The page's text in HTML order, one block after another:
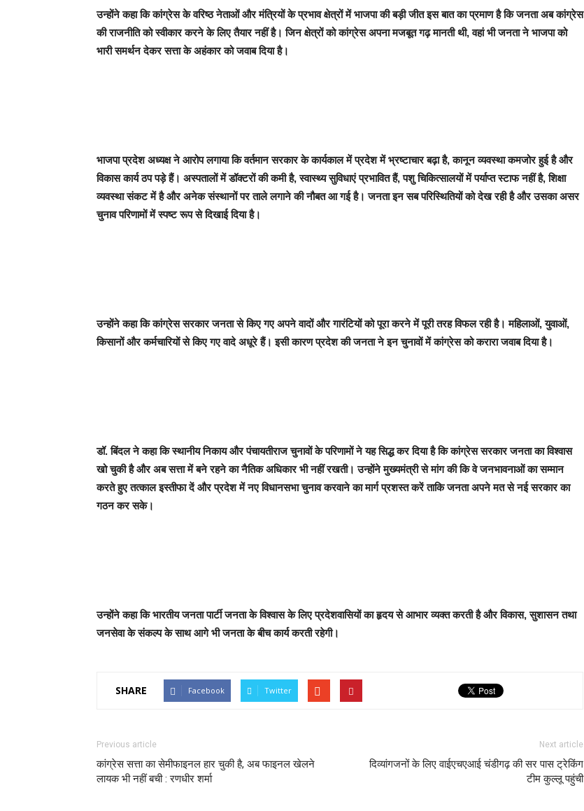
उन्होंने कहा कि कांग्रेस के वरिष्ठ नेताओं और मंत्रियों के प्रभाव क्षेत्रों में भाजपा की बड़ी जीत इस बात का प्रमाण है कि जनता अब कांग्रेस
की राजनीति को स्वीकार करने के लिए तैयार नहीं है। जिन क्षेत्रों को कांग्रेस अपना मजबूत गढ़ मानती थी, वहां भी जनता ने भाजपा को
भारी समर्थन देकर सत्ता के अहंकार को जवाब दिया है।
भाजपा प्रदेश अध्यक्ष ने आरोप लगाया कि वर्तमान सरकार के कार्यकाल में प्रदेश में भ्रष्टाचार बढ़ा है, कानून व्यवस्था कमजोर हुई है और
विकास कार्य ठप पड़े हैं। अस्पतालों में डॉक्टरों की कमी है, स्वास्थ्य सुविधाएं प्रभावित हैं, पशु चिकित्सालयों में पर्याप्त स्टाफ नहीं है, शिक्षा
व्यवस्था संकट में है और अनेक संस्थानों पर ताले लगाने की नौबत आ गई है। जनता इन सब परिस्थितियों को देख रही है और उसका असर
चुनाव परिणामों में स्पष्ट रूप से दिखाई दिया है।
उन्होंने कहा कि कांग्रेस सरकार जनता से किए गए अपने वादों और गारंटियों को पूरा करने में पूरी तरह विफल रही है। महिलाओं, युवाओं,
किसानों और कर्मचारियों से किए गए वादे अधूरे हैं। इसी कारण प्रदेश की जनता ने इन चुनावों में कांग्रेस को करारा जवाब दिया है।
डॉ. बिंदल ने कहा कि स्थानीय निकाय और पंचायतीराज चुनावों के परिणामों ने यह सिद्ध कर दिया है कि कांग्रेस सरकार जनता का विश्वास
खो चुकी है और अब सत्ता में बने रहने का नैतिक अधिकार भी नहीं रखती। उन्होंने मुख्यमंत्री से मांग की कि वे जनभावनाओं का सम्मान
करते हुए तत्काल इस्तीफा दें और प्रदेश में नए विधानसभा चुनाव करवाने का मार्ग प्रशस्त करें ताकि जनता अपने मत से नई सरकार का
गठन कर सके।
उन्होंने कहा कि भारतीय जनता पार्टी जनता के विश्वास के लिए प्रदेशवासियों का हृदय से आभार व्यक्त करती है और विकास, सुशासन तथा
जनसेवा के संकल्प के साथ आगे भी जनता के बीच कार्य करती रहेगी।
SHARE Facebook Twitter
Previous article
कांग्रेस सत्ता का सेमीफाइनल हार चुकी है, अब फाइनल खेलने
लायक भी नहीं बची : रणधीर शर्मा
Next article
दिव्यांगजनों के लिए वाईएचएआई चंडीगढ़ की सर पास ट्रेकिंग
टीम कुल्लू पहुंची